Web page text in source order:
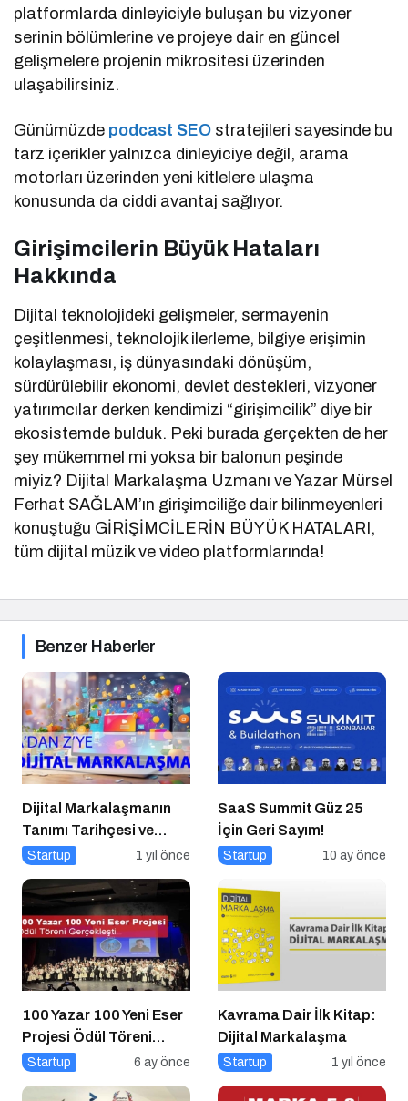
platformlarda dinleyiciyle buluşan bu vizyoner
serinin bölümlerine ve projeye dair en güncel
gelişmelere projenin mikrositesi üzerinden
ulaşabilirsiniz.
Günümüzde podcast SEO stratejileri sayesinde bu
tarz içerikler yalnızca dinleyiciye değil, arama
motorları üzerinden yeni kitlelere ulaşma
konusunda da ciddi avantaj sağlıyor.
Girişimcilerin Büyük Hataları
Hakkında
Dijital teknolojideki gelişmeler, sermayenin
çeşitlenmesi, teknolojik ilerleme, bilgiye erişimin
kolaylaşması, iş dünyasındaki dönüşüm,
sürdürülebilir ekonomi, devlet destekleri, vizyoner
yatırımcılar derken kendimizi “girişimcilik” diye bir
ekosistemde bulduk. Peki burada gerçekten de her
şey mükemmel mi yoksa bir balonun peşinde
miyiz? Dijital Markalaşma Uzmanı ve Yazar Mürsel
Ferhat SAĞLAM’ın girişimciliğe dair bilinmeyenleri
konuştuğu GİRİŞİMCİLERİN BÜYÜK HATALARI,
tüm dijital müzik ve video platformlarında!
Benzer Haberler
Dijital Markalaşmanın
Tanımı Tarihçesi ve
Önemi
Startup 1 yıl önce
SaaS Summit Güz 25
İçin Geri Sayım!
Startup 10 ay önce
100 Yazar 100 Yeni Eser
Projesi Ödül Töreni
Gerçekleşti
Startup 6 ay önce
Kavrama Dair İlk Kitap:
Dijital Markalaşma
Startup 1 yıl önce